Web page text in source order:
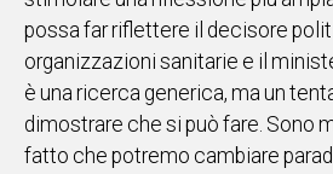
possa far riflettere il decisore
organizzazioni sanitarie e il
è una ricerca generica, ma un
dimostrare che si può fare. Sono
fatto che potremo cambiare